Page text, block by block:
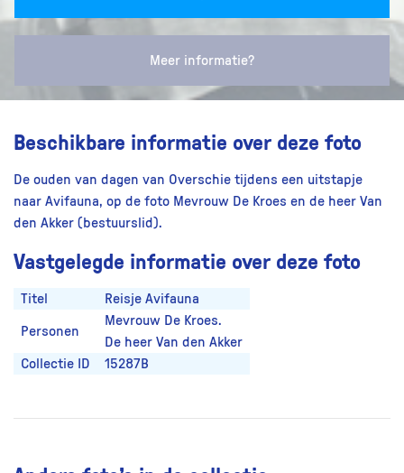
Meer informatie?
Beschikbare informatie over deze foto
De ouden van dagen van Overschie tijdens een uitstapje
naar Avifauna, op de foto Mevrouw De Kroes en de heer Van
den Akker (bestuurslid).
Vastgelegde informatie over deze foto
Titel Reisje Avifauna
Personen
Mevrouw De Kroes.
De heer Van den Akker
Collectie ID
15287B